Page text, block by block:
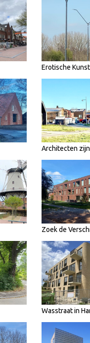
Erotische Kunst
Architecten
Zoek de
Wasstraat in